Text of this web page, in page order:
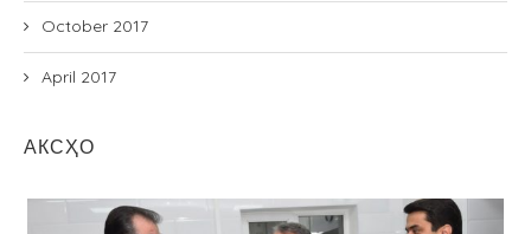
October 2017
April 2017
АКСҲО